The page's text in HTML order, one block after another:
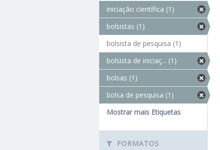
iniciação científica (1)
bolsistas (1)
bolsista de pesquisa (1)
bolsista de iniciaç... (1)
bolsas (1)
bolsa de pesquisa (1)
Mostrar mais Etiquetas
FORMATOS